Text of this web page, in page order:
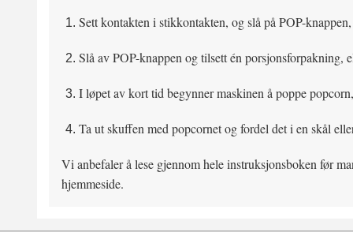
Sett kontakten i stikkontakten, og slå på POP-
Slå av POP-knappen og tilsett én
I løpet av kort tid begynner maskinen å poppe
Ta ut skuffen med popcornet og fordel det i en skål
Vi anbefaler å lese gjennom hele instruksjonsboken før
hjemmeside.